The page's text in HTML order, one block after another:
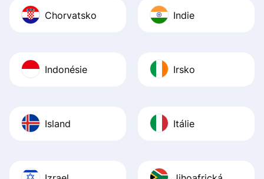
Chorvatsko Indie
Indonésie Irsko
Island Itálie